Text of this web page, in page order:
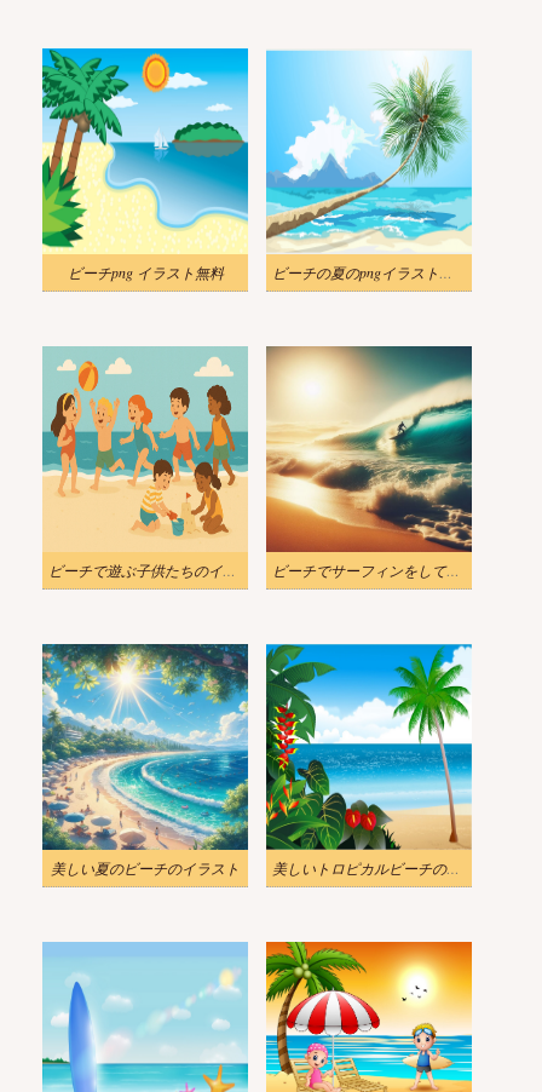
ビーチpng イラスト無料 ビーチの夏のpngイラスト無料
ビーチで遊ぶ子供たちのイラスト無料 ビーチでサーフィンをしている人イラスト
美しい夏のビーチのイラスト 美しいトロピカルビーチのイラスト